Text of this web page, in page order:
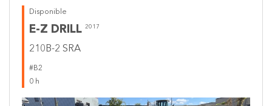
Disponible
E-Z DRILL 2017
210B-2 SRA
#B2
0 h